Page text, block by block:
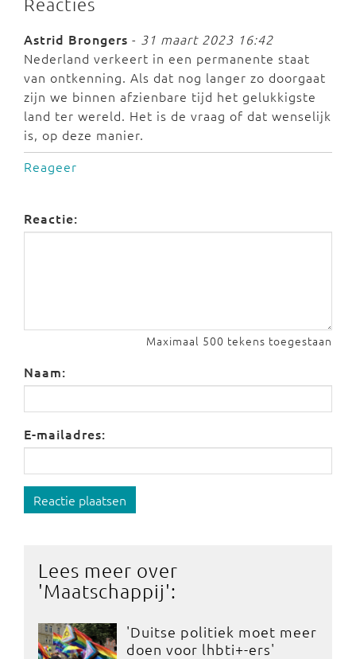
Astrid Brongers - 31 maart 2023 16:42
Nederland verkeert in een permanente staat
van ontkenning. Als dat nog langer zo doorgaat
zijn we binnen afzienbare tijd het gelukkigste
land ter wereld. Het is de vraag of dat wenselijk
is, op deze manier.
Reageer
Reactie:
Maximaal 500 tekens toegestaan
Naam:
E-mailadres:
Reactie plaatsen
Lees meer over
'Maatschappij':
'Duitse politiek moet meer
doen voor lhbti+-ers'